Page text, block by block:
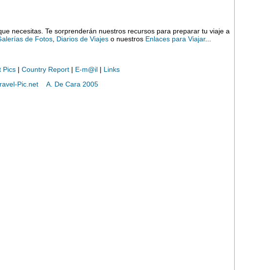
necesitas. Te sorprenderán nuestros recursos para preparar tu viaje a
de Fotos Diarios de Viajes o nuestros Enlaces para Viajar...
Pics | Country Report | E-m@il | Links
Pic.net A. De Cara 2005